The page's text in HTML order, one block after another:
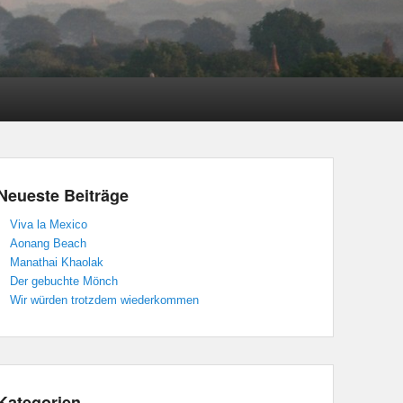
Beiträge
Viva la Mexico
Aonang Beach
Manathai Khaolak
Der gebuchte Mönch
Wir würden trotzdem wiederkommen